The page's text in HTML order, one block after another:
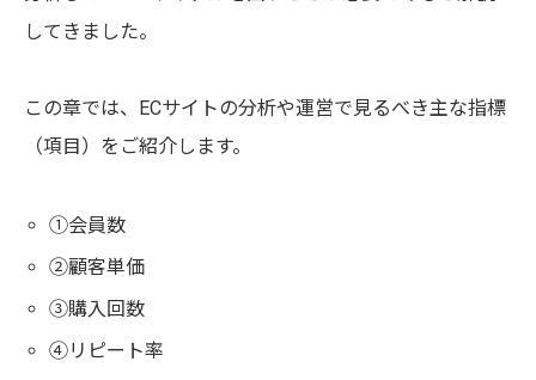
してきました。
この章では、ECサイトの分析や運営で見るべき主な指標
（項目）をご紹介します。
①会員数
②顧客単価
③購入回数
④リピート率